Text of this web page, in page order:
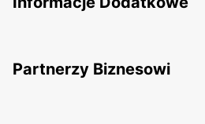
Partnerzy Biznesowi